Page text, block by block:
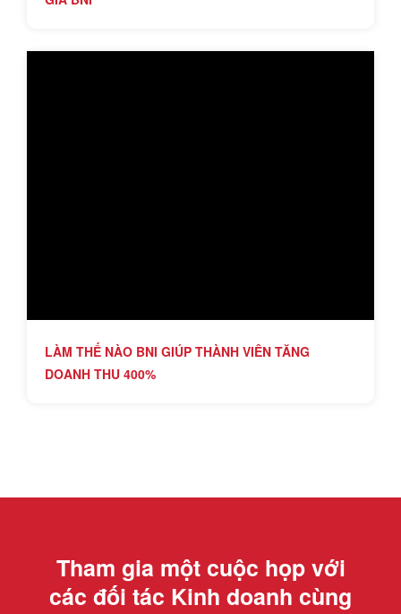
LÀM THẾ NÀO BNI GIÚP THÀNH VIÊN TĂNG
DOANH THU 400%
Tham gia một cuộc họp với
các đối tác Kinh doanh cùng